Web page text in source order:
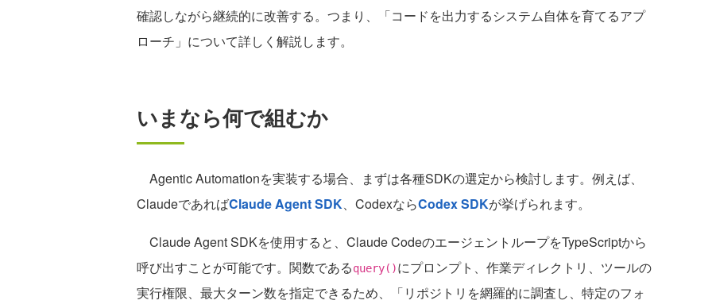
確認しながら継続的に改善する。つまり、「コードを出力するシステム自体を育てるアプ
ローチ」について詳しく解説します。
いまなら何で組むか
Agentic Automationを実装する場合、まずは各種SDKの選定から検討します。例えば、
ClaudeであればClaude Agent SDK、CodexならCodex SDKが挙げられます。
Claude Agent SDKを使用すると、Claude CodeのエージェントループをTypeScriptから
呼び出すことが可能です。関数であるquery()にプロンプト、作業ディレクトリ、ツールの
実行権限、最大ターン数を指定できるため、「リポジトリを網羅的に調査し、特定のフォ